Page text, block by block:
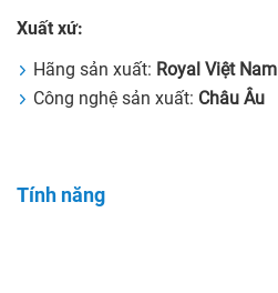
Xuất xứ:
Hãng sản xuất: Royal Việt Nam
Công nghệ sản xuất: Châu Âu
Tính năng